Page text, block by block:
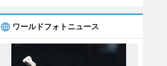
ワールドフォトニュース